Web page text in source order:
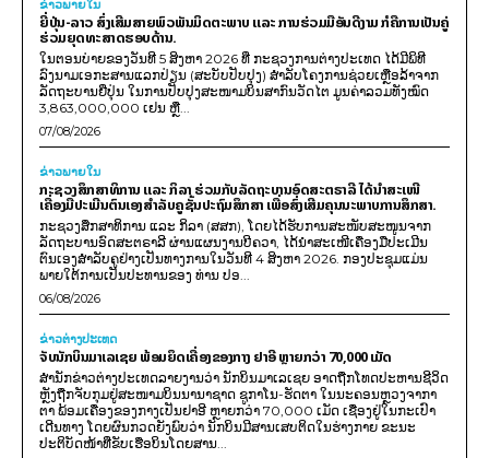
ຂ່າວພາຍ​ໃນ
ຍີ່ປຸ່ນ-ລາວ ສົ່ງເສີມສາຍພົວພັນມິດຕະພາບ ແລະ ການຮ່ວມມືອັນດີງາມ ກໍຄືການເປັນຄູ່
ຮ່ວມຍຸດທະສາດຮອບດ້ານ.
ໃນຕອນບ່າຍຂອງວັນທີ 5 ສິງຫາ 2026 ທີ່ ກະຊວງການຕ່າງປະເທດ ໄດ້ມີພິທີ
ລົງນາມເອກະສານແລກປ່ຽນ (ສະບັບປັບປຸງ) ສໍາລັບໂຄງການຊ່ວຍເຫຼືອລ້າຈາກ
ລັດຖະບານຍີ່ປຸ່ນ ໃນການປັບປຸງສະໜາມບິນສາກົນວັດໄຕ ມູນຄ່າລວມທັງໝົດ
3,863,000,000 ເຢນ ຫຼື...
07/08/2026
ຂ່າວພາຍ​ໃນ
ກະຊວງສຶກສາທິການ ແລະ ກິລາ ຮ່ວມກັບລັດຖະບານອົດສະຕຣາລີ ໄດ້ນຳສະເໜີ
ເຄື່ອງມືປະເມີນຕົນເອງສຳລັບຄູຊັ້ນປະຖົມສຶກສາ ເພື່ອສົ່ງເສີມຄຸນນະພາບການສຶກສາ.
ກະຊວງສຶກສາທິການ ແລະ ກິລາ (ສສກ), ໂດຍໄດ້ຮັບການສະໜັບສະໜູນຈາກ
ລັດຖະບານອົດສະຕຣາລີ ຜ່ານແຜນງານບີຄວາ, ໄດ້ນຳສະເໜີເຄື່ອງມືປະເມີນ
ຕົນເອງສຳລັບຄູຢ່າງເປັນທາງການໃນວັນທີ 4 ສິງຫາ 2026. ກອງປະຊຸມແມ່ນ
ພາຍໃຕ້ການເປັນປະທານຂອງ ທ່ານ ປອ...
06/08/2026
ຂ່າວຕ່າງປະເທດ
ຈັບນັກບິນມາເລເຊຍ ພ້ອມຍຶດເຄື່ອງຂອງກາງ ຢາອີ ຫຼາຍກວ່າ 70,000 ເມັດ
ສຳນັກຂ່າວຕ່າງປະເທດລາຍງານວ່າ ນັກບິນມາເລເຊຍ ອາດຖືກໂທດປະຫານຊີວິດ
ຫຼັງຖືກຈັບກຸມຢູ່ສະໜາມບິນນານາຊາດ ຊູກາໂນ-ຮັດຕາ ໃນນະຄອນຫຼວງຈາກາ
ຕາ ພ້ອມເຄື່ອງຂອງກາງເປັນຢາອີ ຫຼາຍກວ່າ 70,000 ເມັດ ເຊື່ອງຢູ່ໃນກະເປົາ
ເດີນທາງ ໂດຍຜົນກວດຍັງພົບວ່າ ນັກບິນມີສານເສບຕິດໃນຮ່າງກາຍ ຂະນະ
ປະຕິບັດໜ້າທີ່ຂັບເຮືອບິນໂດຍສານ...